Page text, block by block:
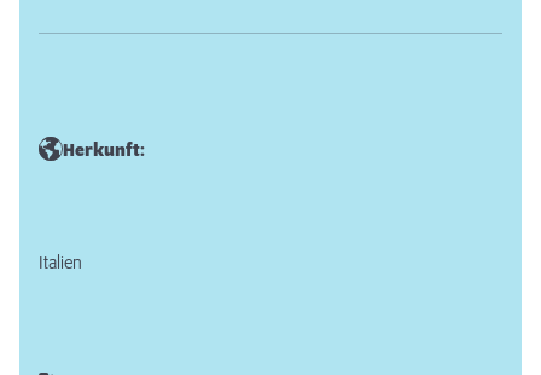
Herkunft:
Italien